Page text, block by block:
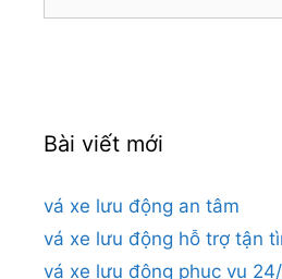
Bài viết mới
vá xe lưu động an tâm
vá xe lưu động hỗ trợ tận
vá xe lưu động phục vụ